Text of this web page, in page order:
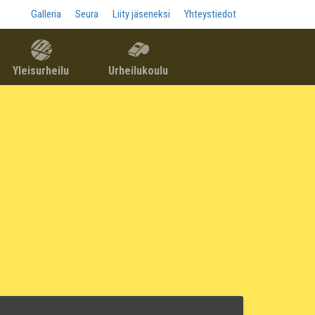
Galleria Seura Liity jäseneksi Yhteystiedot
Yleisurheilu Urheilukoulu